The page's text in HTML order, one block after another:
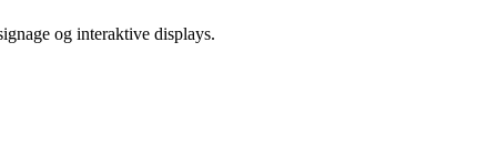
og interaktive displays.